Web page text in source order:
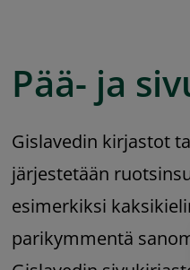
Pää- ja
Gislavedin kirjastot
järjestetään
esimerkiksi
parikymmentä